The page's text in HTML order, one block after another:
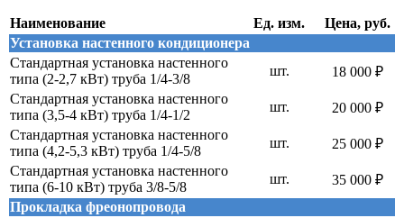
Наименование Ед. изм.
Цена, руб.
Установка настенного кондиционера
Стандартная установка настенного
типа (2-2,7 кВт) труба 1/4-3/8
шт.
18 000 ₽
Стандартная установка настенного
типа (3,5-4 кВт) труба 1/4-1/2
шт.
20 000 ₽
Стандартная установка настенного
типа (4,2-5,3 кВт) труба 1/4-5/8
шт.
25 000 ₽
Стандартная установка настенного
типа (6-10 кВт) труба 3/8-5/8
шт.
35 000 ₽
Прокладка фреонопровода